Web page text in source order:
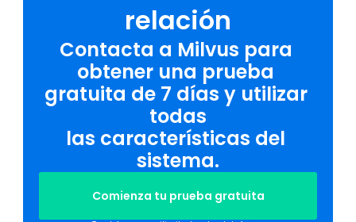
relación
Contacta a Milvus para
obtener una prueba
gratuita de 7 días y utilizar
todas
las características del
sistema.
Comienza tu prueba gratuita